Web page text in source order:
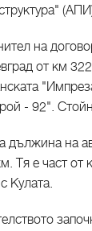
на
от км
- 92".
дължина на
Тя е част
Кулата.